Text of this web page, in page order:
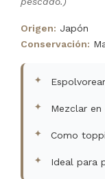
Origen: Japón
Conservación:
Mezclar en
Como
Ideal para